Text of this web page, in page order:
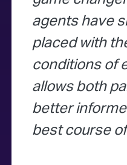
agents have
placed with
conditions of
allows both
better
best course